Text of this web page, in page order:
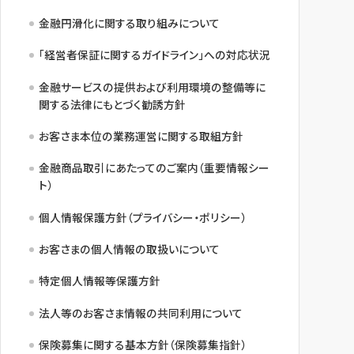
金融円滑化に関する取り組みについて
「経営者保証に関するガイドライン」への対応状況
金融サービスの提供および利用環境の整備等に
関する法律にもとづく勧誘方針
お客さま本位の業務運営に関する取組方針
金融商品取引にあたってのご案内（重要情報シー
ト）
個人情報保護方針（プライバシー・ポリシー）
お客さまの個人情報の取扱いについて
特定個人情報等保護方針
法人等のお客さま情報の共同利用について
保険募集に関する基本方針（保険募集指針）